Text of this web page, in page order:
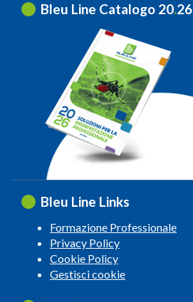
Bleu Line Catalogo 20.26
Bleu Line Links
Formazione Professionale
Privacy Policy
Cookie Policy
Gestisci cookie